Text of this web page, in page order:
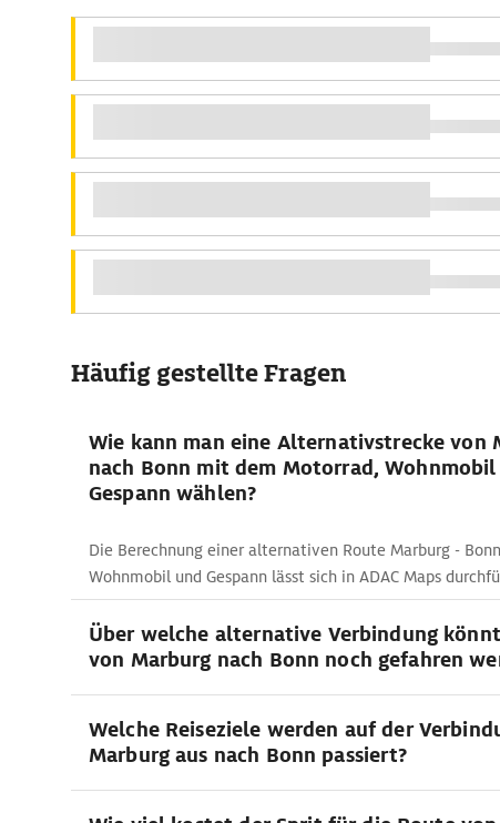
Häufig gestellte Fragen
Wie kann man eine Alternativstrecke von
nach Bonn mit dem Motorrad,
Gespann wählen?
Die Berechnung einer alternativen Route Marburg -
Wohnmobil und Gespann lässt sich in ADAC Maps
Über welche alternative Verbindung
von Marburg nach Bonn noch gefahren
Welche Reiseziele werden auf der
Marburg aus nach Bonn passiert?